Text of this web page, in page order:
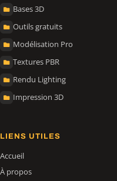
Bases 3D
Outils gratuits
Modélisation Pro
Textures PBR
Rendu Lighting
Impression 3D
LIENS UTILES
Accueil
À propos